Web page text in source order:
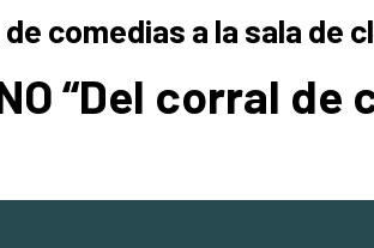
de comedias a la sala de
“Del corral